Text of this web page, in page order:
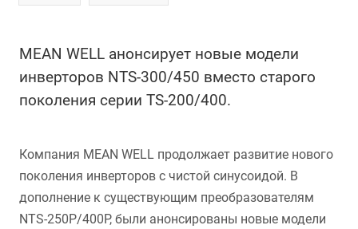
MEAN WELL анонсирует новые модели
инверторов NTS-300/450 вместо старого
поколения серии TS-200/400.
Компания MEAN WELL продолжает развитие нового
поколения инверторов с чистой синусоидой. В
дополнение к существующим преобразователям
NTS-250P/400P, были анонсированы новые модели